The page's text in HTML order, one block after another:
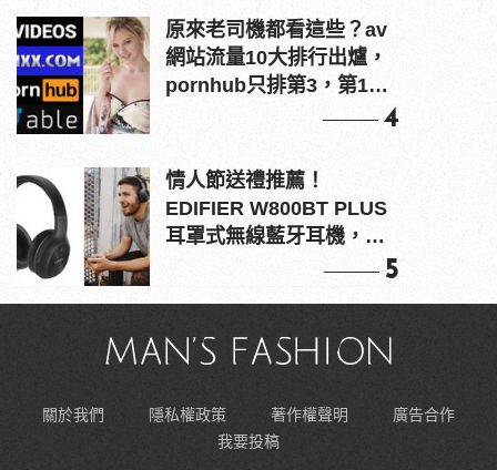
原來老司機都看這些？av
網站流量10大排行出爐，
pornhub只排第3，第1名
4
情人節送禮推薦！
EDIFIER W800BT PLUS
耳罩式無線藍牙耳機，在
5
關於我們 隱私權政策 著作權聲明
廣告合作
我要投稿